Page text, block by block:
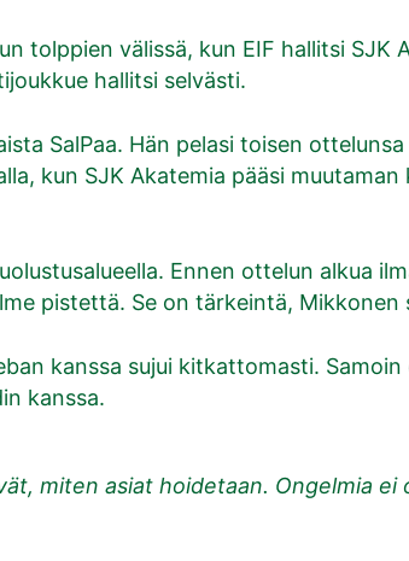
tolppien välissä, kun EIF hallitsi SJK
hallitsi selvästi.
SalPaa. Hän pelasi toisen ottelunsa
kun SJK Akatemia pääsi muutaman
Ennen ottelun alkua
pistettä. Se on tärkeintä, Mikkonen
kanssa sujui kitkattomasti. Samoin
kanssa.
miten asiat hoidetaan. Ongelmia ei